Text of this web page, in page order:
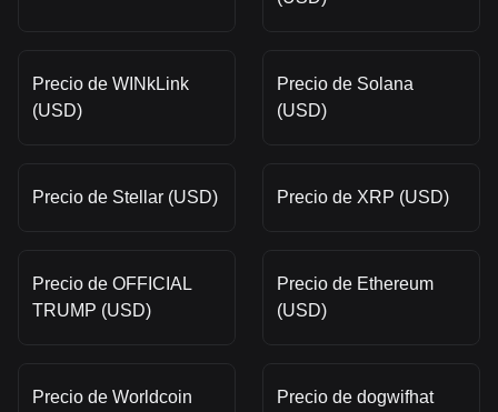
Precio de WINkLink
(USD)
Precio de Solana
(USD)
Precio de Stellar (USD) Precio de XRP (USD)
Precio de OFFICIAL
TRUMP (USD)
Precio de Ethereum
(USD)
Precio de Worldcoin
Precio de dogwifhat